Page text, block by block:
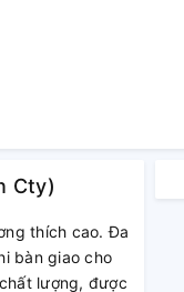
Cty)
thích cao. Đa
bàn giao cho
lượng, được